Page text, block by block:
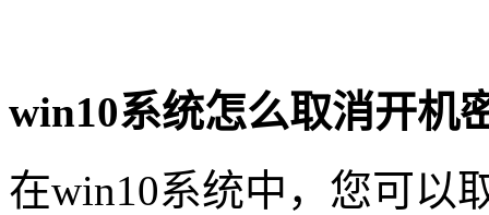
win10系统怎么取消开机
在win10系统中，您可以